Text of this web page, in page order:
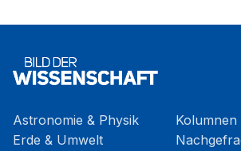
Astronomie & Physik
Erde & Umwelt
Kolumnen